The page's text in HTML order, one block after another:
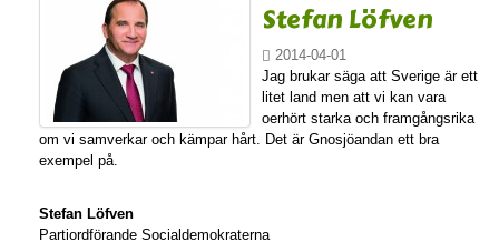
Stefan Löfven
2014-04-01
Jag brukar säga att Sverige är ett
litet land men att vi kan vara
oerhört starka och framgångsrika
om vi samverkar och kämpar hårt. Det är Gnosjöandan ett bra
exempel på.
Stefan Löfven
Partiordförande Socialdemokraterna